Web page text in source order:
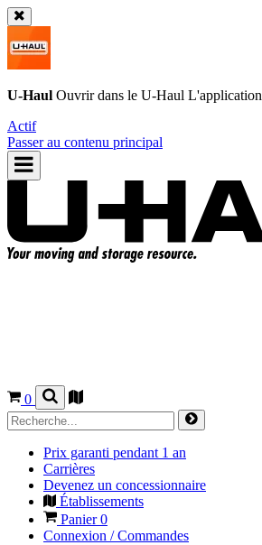
U-Haul Ouvrir dans le U-Haul L'application
Actif
Passer au contenu principal
0
Prix garanti pendant 1 an
Carrières
Devenez un concessionnaire
Établissements
Panier0
Connexion / Commandes